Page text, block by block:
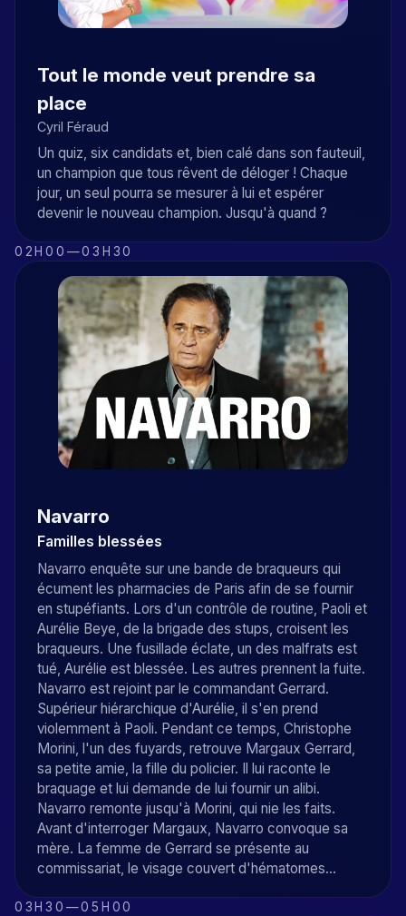
Tout le monde veut prendre sa
place
Cyril Féraud
Un quiz, six candidats et, bien calé dans son fauteuil,
un champion que tous rêvent de déloger ! Chaque
jour, un seul pourra se mesurer à lui et espérer
devenir le nouveau champion. Jusqu'à quand ?
02H00 —03H30
Navarro
Familles blessées
Navarro enquête sur une bande de braqueurs qui
écument les pharmacies de Paris afin de se fournir
en stupéfiants. Lors d'un contrôle de routine, Paoli et
Aurélie Beye, de la brigade des stups, croisent les
braqueurs. Une fusillade éclate, un des malfrats est
tué, Aurélie est blessée. Les autres prennent la fuite.
Navarro est rejoint par le commandant Gerrard.
Supérieur hiérarchique d'Aurélie, il s'en prend
violemment à Paoli. Pendant ce temps, Christophe
Morini, l'un des fuyards, retrouve Margaux Gerrard,
sa petite amie, la fille du policier. Il lui raconte le
braquage et lui demande de lui fournir un alibi.
Navarro remonte jusqu'à Morini, qui nie les faits.
Avant d'interroger Margaux, Navarro convoque sa
mère. La femme de Gerrard se présente au
commissariat, le visage couvert d'hématomes...
03H30 —05H00